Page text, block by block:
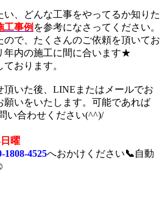
い、どんな工事をやってるか知りた
工事例 を参考になさってください。
で、たくさんのご依頼を頂いてお
年内の施工に間に合います★
おります。
いた後、LINEまたはメールでお
願いをいたします。可能であれば
い合わせください(^^)/
曜
1808-4525へおかけください📞自動